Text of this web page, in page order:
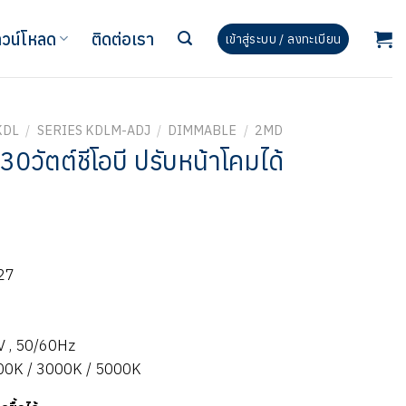
น์โหลด ติดต่อเรา เข้าสู่ระบบ / ลงทะเบียน
/ SERIES KDLM-ADJ / DIMMABLE / 2MD
วัตต์ชีโอบี ปรับหน้าโคมได้
, 50/60Hz
/ 3000K / 5000K